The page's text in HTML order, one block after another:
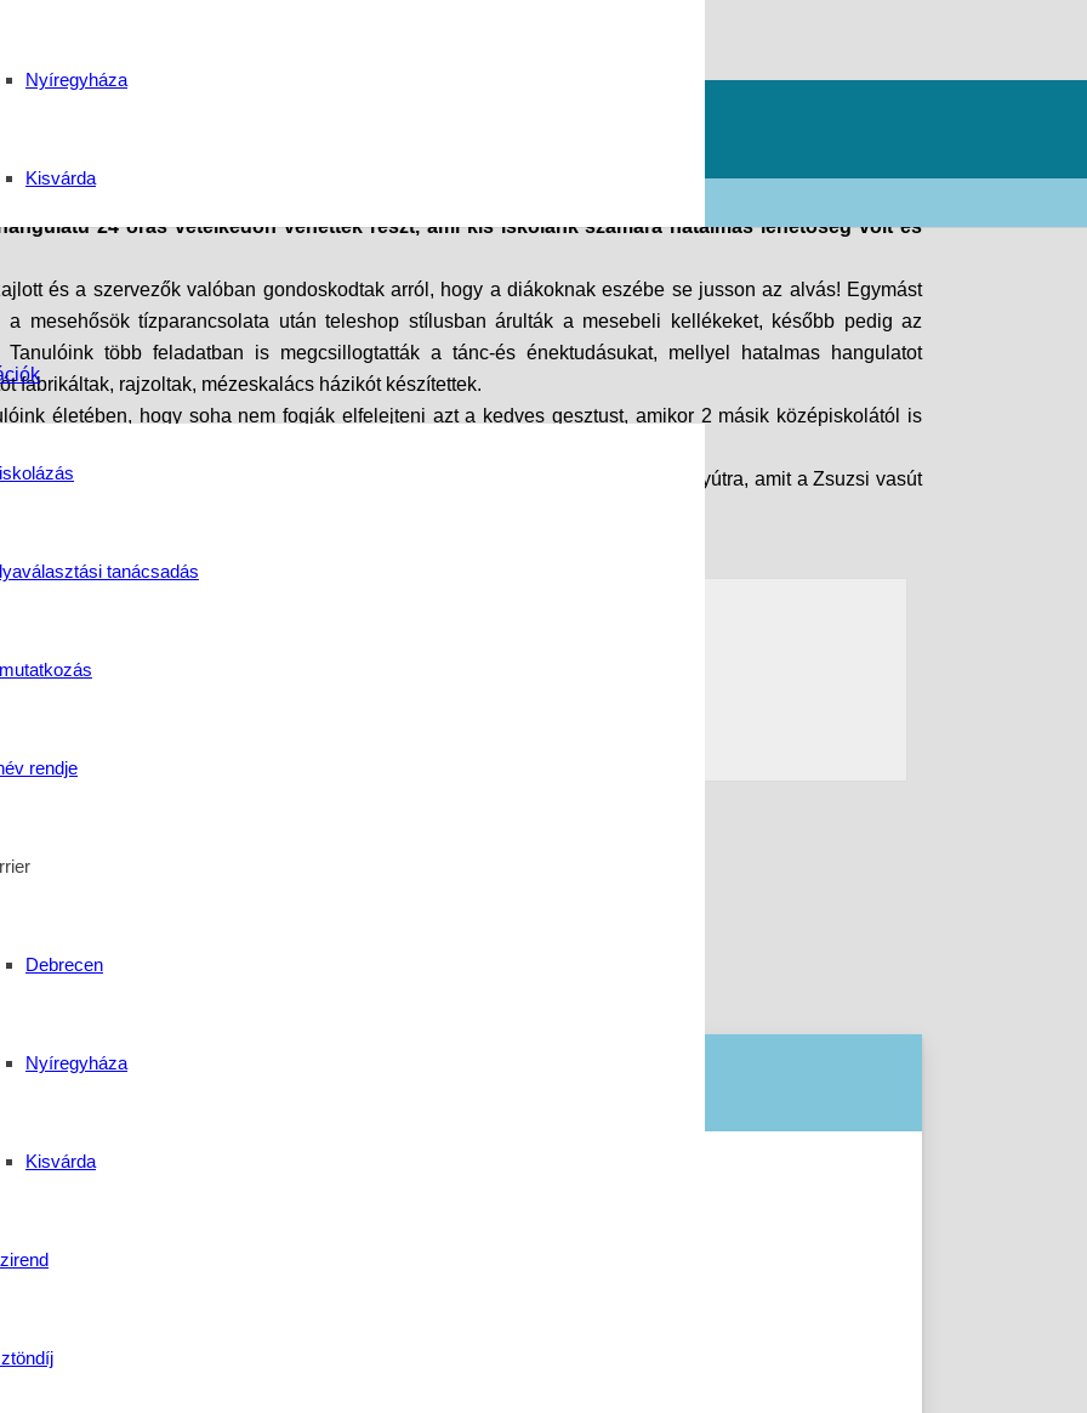
Nyíregyháza
Kisvárda
tanácsadás
rendje
Debrecen
Nyíregyháza
Kisvárda
24 órás vetélkedőn vehettek részt, ami kis iskolánk számára hatalmas lehetőség volt és
és a szervezők valóban gondoskodtak arról, hogy a diákoknak eszébe se jusson az alvás! Egymást
mesehősök tízparancsolata után teleshop stílusban árulták a mesebeli kellékeket, később pedig az
több feladatban is megcsillogtatták a tánc-és énektudásukat, mellyel hatalmas hangulatot
fabrikáltak, rajzoltak, mézeskalács házikót készítettek.
életében, hogy soha nem fogják elfelejteni azt a kedves gesztust, amikor 2 másik középiskolától is
nagyot buliztak együtt és számos új barátságra tettek szert.
voltunk, ÉRZÉSSEL voltunk! Ezt a hangulatot visszük tovább a nyereményútra, amit a Zsuzsi vasút
Nap Debrecenben